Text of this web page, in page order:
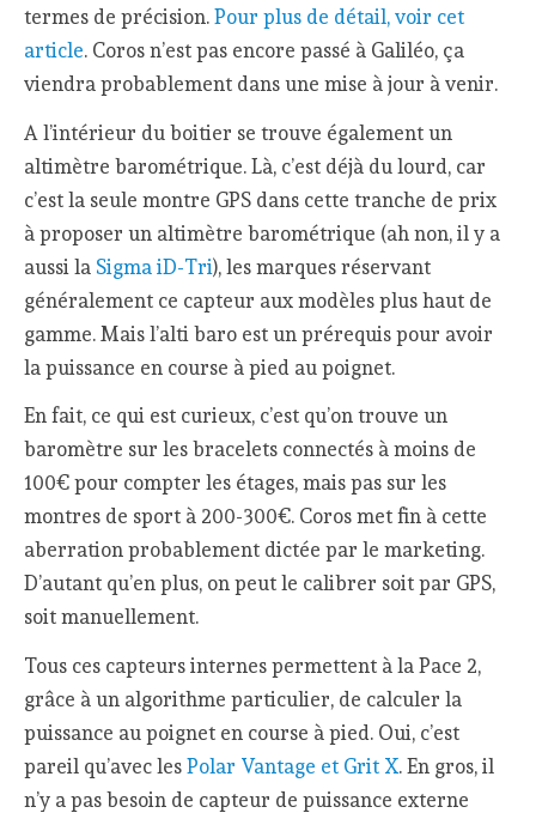
termes de précision.Pour plus de détail, voir cet
article. Coros n’est pas encore passé à Galiléo, ça
viendra probablement dans une mise à jour à venir.
A l’intérieur du boitier se trouve également un
altimètre barométrique. Là, c’est déjà du lourd, car
c’est la seule montre GPS dans cette tranche de prix
à proposer un altimètre barométrique (ah non, il y a
aussi la Sigma iD-Tri), les marques réservant
généralement ce capteur aux modèles plus haut de
gamme. Mais l’alti baro est un prérequis pour avoir
la puissance en course à pied au poignet.
En fait, ce qui est curieux, c’est qu’on trouve un
baromètre sur les bracelets connectés à moins de
100€ pour compter les étages, mais pas sur les
montres de sport à 200-300€. Coros met fin à cette
aberration probablement dictée par le marketing.
D’autant qu’en plus, on peut le calibrer soit par GPS,
soit manuellement.
Tous ces capteurs internes permettent à la Pace 2,
grâce à un algorithme particulier, de calculer la
puissance au poignet en course à pied. Oui, c’est
pareil qu’avec lesPolar Vantage et Grit X. En gros, il
n’y a pas besoin de capteur de puissance externe